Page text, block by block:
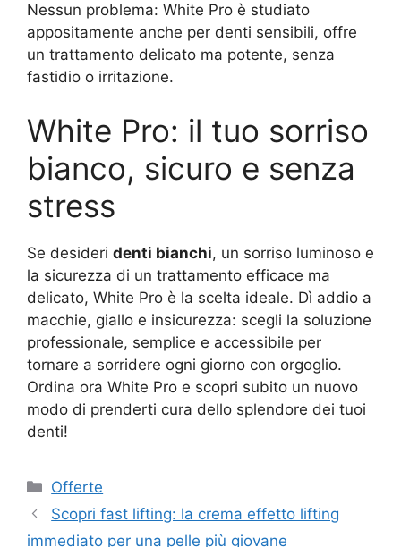
Nessun problema: White Pro è studiato
appositamente anche per denti sensibili, offre
un trattamento delicato ma potente, senza
fastidio o irritazione.
White Pro: il tuo sorriso
bianco, sicuro e senza
stress
Se desideri denti bianchi, un sorriso luminoso e
la sicurezza di un trattamento efficace ma
delicato, White Pro è la scelta ideale. Dì addio a
macchie, giallo e insicurezza: scegli la soluzione
professionale, semplice e accessibile per
tornare a sorridere ogni giorno con orgoglio.
Ordina ora White Pro e scopri subito un nuovo
modo di prenderti cura dello splendore dei tuoi
denti!
Categorie
Offerte
Scopri fast lifting: la crema effetto lifting
immediato per una pelle più giovane